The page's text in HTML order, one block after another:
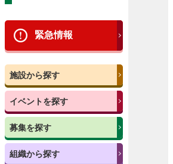
緊急情報
施設から探す
イベントを探す
募集を探す
組織から探す